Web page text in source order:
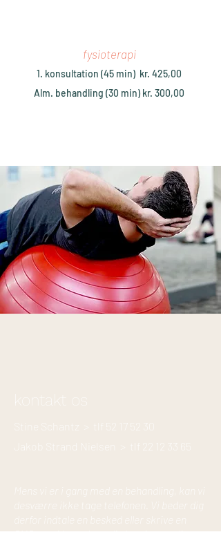
fysioterapi
1. konsultation (45 min) kr. 425,00
Alm. behandling (30 min) kr. 300,00
Jakob Strand Nielsen > tlf
kontakt os
Mens vi er i gang med en behandling, kan vi
desværre ikke tage telefonen. Vi beder dig
derfor indtale en besked eller skrive en
SMS, og vi kontakter dig hurtigst muligt.